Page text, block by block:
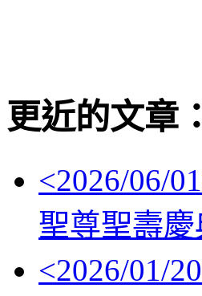
更近的文章：
<2026/06/01
聖尊聖壽
<2026/01/20